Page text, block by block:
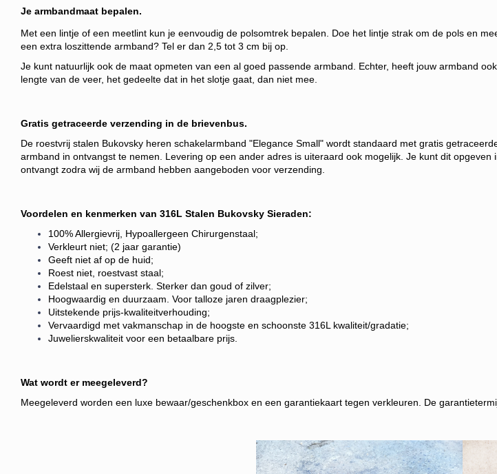
Je armbandmaat bepalen.
Met een lintje of een meetlint kun je eenvoudig de polsomtrek bepalen. Doe het lintje strak om de pols en
een extra loszittende armband? Tel er dan 2,5 tot 3 cm bij op.
Je kunt natuurlijk ook de maat opmeten van een al goed passende armband. Echter, heeft jouw armband
lengte van de veer, het gedeelte dat in het slotje gaat, dan niet mee.
Gratis getraceerde verzending in de brievenbus.
De roestvrij stalen Bukovsky heren schakelarmband "Elegance Small" wordt standaard met gratis
armband in ontvangst te nemen. Levering op een ander adres is uiteraard ook mogelijk. Je kunt dit opgeven
ontvangt zodra wij de armband hebben aangeboden voor verzending.
Voordelen en kenmerken van 316L Stalen Bukovsky Sieraden:
100% Allergievrij, Hypoallergeen Chirurgenstaal;
Verkleurt niet; (2 jaar garantie)
Geeft niet af op de huid;
Roest niet, roestvast staal;
Edelstaal en supersterk. Sterker dan goud of zilver;
Hoogwaardig en duurzaam. Voor talloze jaren draagplezier;
Uitstekende prijs-kwaliteitverhouding;
Vervaardigd met vakmanschap in de hoogste en schoonste 316L kwaliteit/gradatie;
Juwelierskwaliteit voor een betaalbare prijs.
Wat wordt er meegeleverd?
Meegeleverd worden een luxe bewaar/geschenkbox en een garantiekaart tegen verkleuren. De